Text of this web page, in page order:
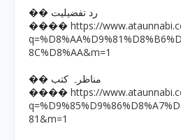
�� رد تفضیلیت
���� https://
8C%D8%AA&m=1
�� مناظرہ کتب
���� https://
81&m=1